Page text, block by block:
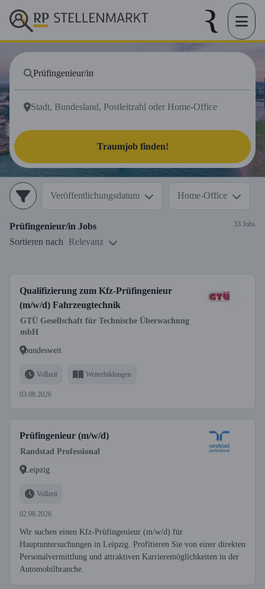
Traumjob finden!
Veröffentlichungsdatum Home-Office
Prüfingenieur/in Jobs 33 Jobs
Sortieren nach Relevanz
Qualifizierung zum Kfz-Prüfingenieur
(m/w/d) Fahrzeugtechnik
GTÜ Gesellschaft für Technische Überwachung
mbH
bundesweit
Vollzeit Weiterbildungen
03.08.2026
Prüfingenieur (m/w/d)
Randstad Professional
Leipzig
Vollzeit
02.08.2026
Wir suchen einen Kfz-Prüfingenieur (m/w/d) für
Hauptuntersuchungen in Leipzig. Profitieren Sie von einer direkten
Personalvermittlung und attraktiven Karrieremöglichkeiten in der
Automobilbranche.